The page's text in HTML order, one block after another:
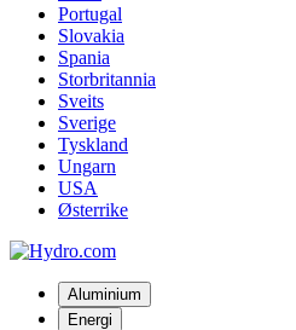
Portugal
Slovakia
Spania
Storbritannia
Sveits
Sverige
Tyskland
Ungarn
USA
Østerrike
Aluminium
Energi